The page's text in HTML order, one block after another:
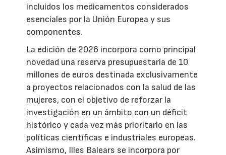
incluidos los medicamentos considerados
esenciales por la Unión Europea y sus
componentes.
La edición de 2026 incorpora como principal
novedad una reserva presupuestaria de 10
millones de euros destinada exclusivamente
a proyectos relacionados con la salud de las
mujeres, con el objetivo de reforzar la
investigación en un ámbito con un déficit
histórico y cada vez más prioritario en las
políticas científicas e industriales europeas.
Asimismo, Illes Balears se incorpora por